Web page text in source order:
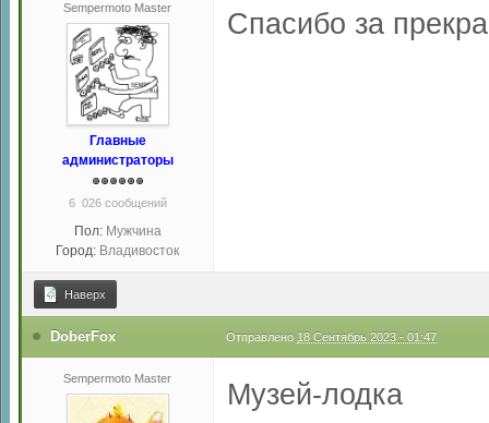
Sempermoto Master
Главные
администраторы
6 026 сообщений
Пол: Мужчина
Город: Владивосток
Спасибо за
Наверх
DoberFox Отправлено 18 Сентябрь 2023 - 01:47
Sempermoto Master
Музей-лодка